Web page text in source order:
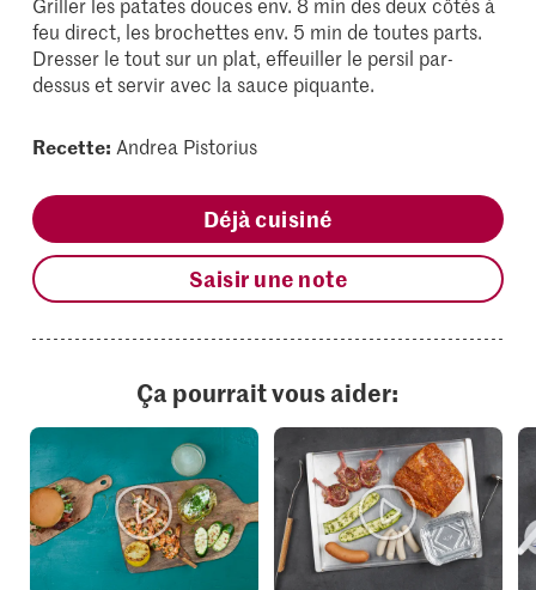
feu direct, les brochettes env. 5 min de toutes parts.
Dresser le tout sur un plat, effeuiller le persil par-
dessus et servir avec la sauce piquante.
Recette: Andrea Pistorius
Déjà cuisiné
Saisir une note
Ça pourrait vous aider: